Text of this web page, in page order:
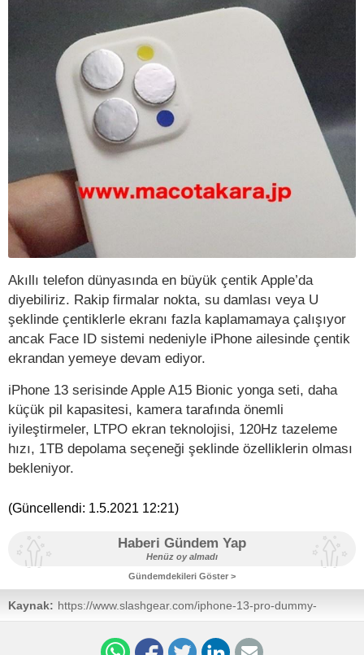
Akıllı telefon dünyasında en büyük çentik Apple’da
diyebiliriz. Rakip firmalar nokta, su damlası veya U
şeklinde çentiklerle ekranı fazla kaplamamaya çalışıyor
ancak Face ID sistemi nedeniyle iPhone ailesinde çentik
ekrandan yemeye devam ediyor.
iPhone 13 serisinde Apple A15 Bionic yonga seti, daha
küçük pil kapasitesi, kamera tarafında önemli
iyileştirmeler, LTPO ekran teknolojisi, 120Hz tazeleme
hızı, 1TB depolama seçeneği şeklinde özelliklerin olması
bekleniyor.
(Güncellendi: 1.5.2021 12:21)
Haberi Gündem Yap
Henüz oy almadı
Gündemdekileri Göster >
Kaynak: https://www.slashgear.com/iphone-13-pro-dummy-
reveals-a-very-different-notch-04666954/